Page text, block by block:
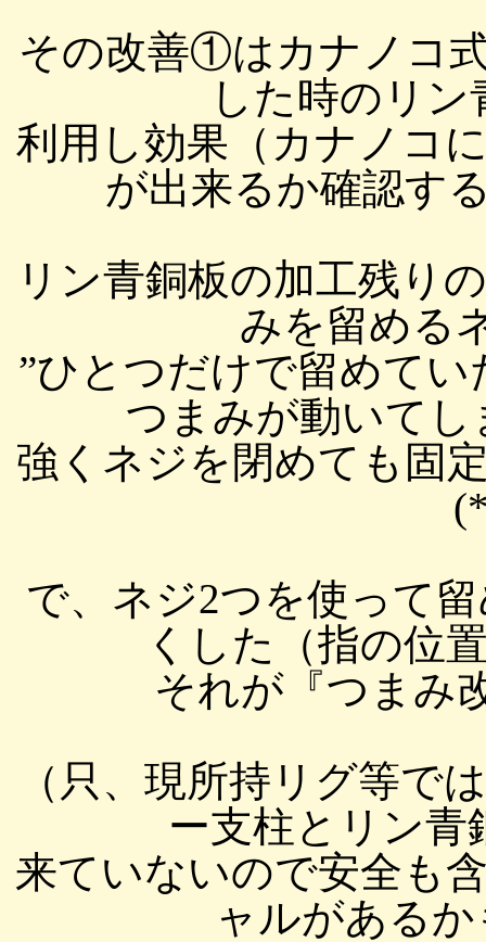
その改善①はカナノコ
した時のリ
利用し効果（カナノコ
が出来るか確認す
リン青銅板の加工残り
みを留める
”ひとつだけで留めて
つまみが動いてし
強くネジを閉めても固
で、ネジ2つを使って
くした（指の位
それが『つまみ
（只、現所持リグ等で
ー支柱とリン青
来ていないので安全も
ャルがある